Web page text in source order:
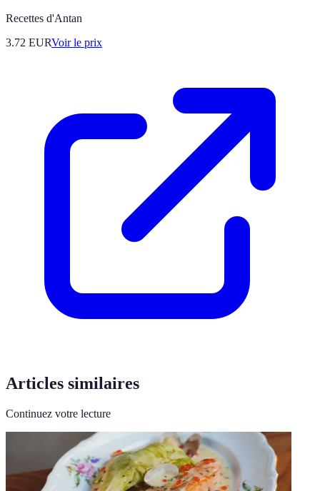
Recettes d'Antan
3.72 EURVoir le prix
Articles similaires
Continuez votre lecture